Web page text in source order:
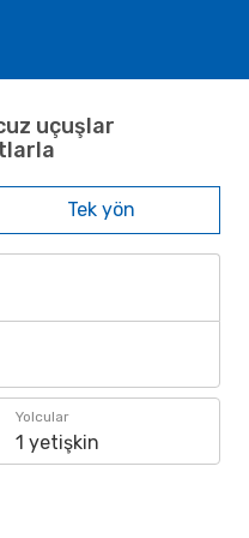
uçuşlar
Tek yön
Yolcular
1 yetişkin